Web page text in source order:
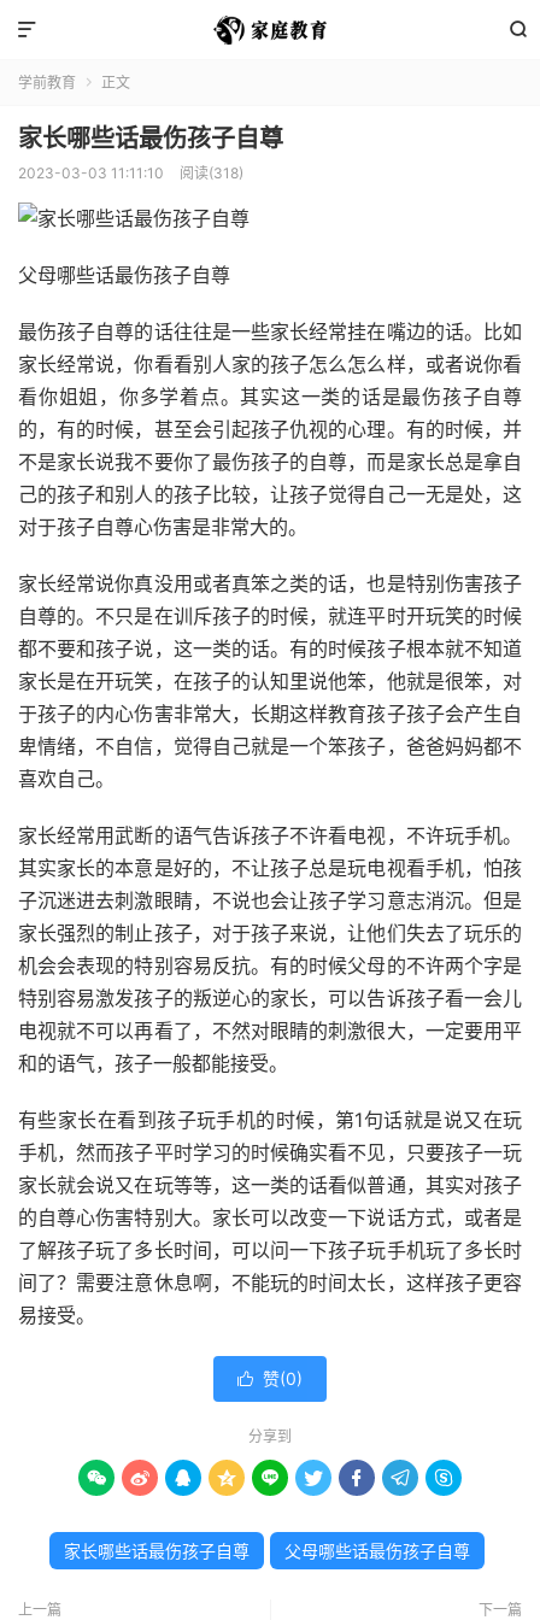


学前教育  正文
家长哪些话最伤孩子自尊
2023-03-03 11:11:10 阅读(318)
父母哪些话最伤孩子自尊
最伤孩子自尊的话往往是一些家长经常挂在嘴边的话。比如
家长经常说，你看看别人家的孩子怎么怎么样，或者说你看
看你姐姐，你多学着点。其实这一类的话是最伤孩子自尊
的，有的时候，甚至会引起孩子仇视的心理。有的时候，并
不是家长说我不要你了最伤孩子的自尊，而是家长总是拿自
己的孩子和别人的孩子比较，让孩子觉得自己一无是处，这
对于孩子自尊心伤害是非常大的。
家长经常说你真没用或者真笨之类的话，也是特别伤害孩子
自尊的。不只是在训斥孩子的时候，就连平时开玩笑的时候
都不要和孩子说，这一类的话。有的时候孩子根本就不知道
家长是在开玩笑，在孩子的认知里说他笨，他就是很笨，对
于孩子的内心伤害非常大，长期这样教育孩子孩子会产生自
卑情绪，不自信，觉得自己就是一个笨孩子，爸爸妈妈都不
喜欢自己。
家长经常用武断的语气告诉孩子不许看电视，不许玩手机。
其实家长的本意是好的，不让孩子总是玩电视看手机，怕孩
子沉迷进去刺激眼睛，不说也会让孩子学习意志消沉。但是
家长强烈的制止孩子，对于孩子来说，让他们失去了玩乐的
机会会表现的特别容易反抗。有的时候父母的不许两个字是
特别容易激发孩子的叛逆心的家长，可以告诉孩子看一会儿
电视就不可以再看了，不然对眼睛的刺激很大，一定要用平
和的语气，孩子一般都能接受。
有些家长在看到孩子玩手机的时候，第1句话就是说又在玩
手机，然而孩子平时学习的时候确实看不见，只要孩子一玩
家长就会说又在玩等等，这一类的话看似普通，其实对孩子
的自尊心伤害特别大。家长可以改变一下说话方式，或者是
了解孩子玩了多长时间，可以问一下孩子玩手机玩了多长时
间了？需要注意休息啊，不能玩的时间太长，这样孩子更容
易接受。
 赞(0)
分享到
        
家长哪些话最伤孩子自尊 父母哪些话最伤孩子自尊
上一篇 下一篇